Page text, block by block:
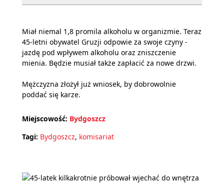
Miał niemal 1,8 promila alkoholu w organizmie. Teraz
45-letni obywatel Gruzji odpowie za swoje czyny -
jazdę pod wpływem alkoholu oraz zniszczenie
mienia. Będzie musiał także zapłacić za nowe drzwi.
Mężczyzna złożył już wniosek, by dobrowolnie
poddać się karze.
Miejscowość: Bydgoszcz
Tagi: Bydgoszcz, komisariat